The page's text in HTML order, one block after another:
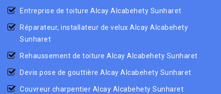
Entreprise de toiture Alcay Alcabehety Sunharet
Réparateur, installateur de velux Alcay Alcabehety
Sunharet
Rehaussement de toiture Alcay Alcabehety Sunharet
Devis pose de gouttière Alcay Alcabehety Sunharet
Couvreur charpentier Alcay Alcabehety Sunharet